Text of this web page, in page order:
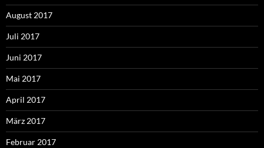
August 2017
Juli 2017
Juni 2017
Mai 2017
April 2017
März 2017
Februar 2017